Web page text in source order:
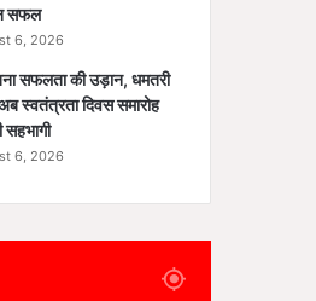
सफल
6, 2026
सफलता की उड़ान, धमतरी
स्वतंत्रता दिवस समारोह
सहभागी
6, 2026